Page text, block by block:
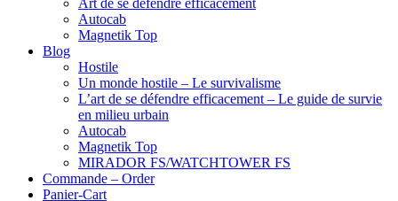
Art de se défendre efficacement
Autocab
Magnetik Top
Blog
Hostile
Un monde hostile – Le survivalisme
L’art de se défendre efficacement – Le guide de survie
en milieu urbain
Autocab
Magnetik Top
MIRADOR FS/WATCHTOWER FS
Commande – Order
Panier-Cart